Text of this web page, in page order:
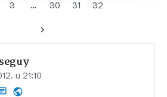
3 … 30 31 32
u 21:10